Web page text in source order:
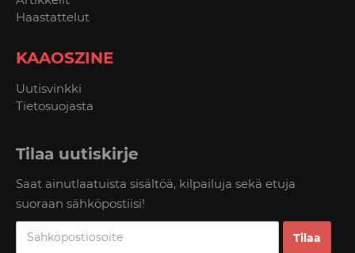
Haastattelut
KAAOSZINE
Uutisvinkki
Tietosuojasta
Tilaa uutiskirje
Saat ainutlaatuista sisältöä, kilpailuja sekä etuja
suoraan sähköpostiisi!